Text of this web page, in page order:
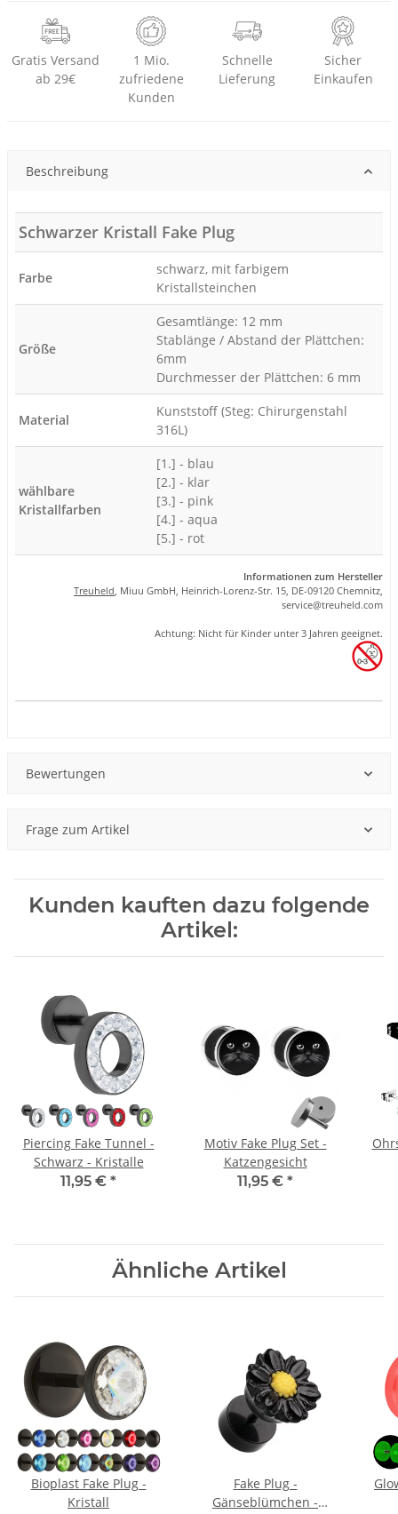
Gratis Versand
ab 29€
1 Mio.
zufriedene
Kunden
Schnelle
Lieferung
Sicher
Einkaufen
Beschreibung
Schwarzer Kristall Fake Plug
Farbe
schwarz, mit farbigem
Kristallsteinchen
Größe
Gesamtlänge: 12 mm
Stablänge / Abstand der Plättchen:
6mm
Durchmesser der Plättchen: 6 mm
Material
Kunststoff (Steg: Chirurgenstahl
316L)
wählbare
Kristallfarben
[1.] - blau
[2.] - klar
[3.] - pink
[4.] - aqua
[5.] - rot
Informationen zum Hersteller
Treuheld, Miuu GmbH, Heinrich-Lorenz-Str. 15, DE-09120 Chemnitz,
service@treuheld.com
Achtung: Nicht für Kinder unter 3 Jahren geeignet.
Bewertungen
Frage zum Artikel
Kunden kauften dazu folgende
Artikel:
Piercing Fake Tunnel -
Schwarz - Kristalle
11,95 € *
Motiv Fake Plug Set -
Katzengesicht
11,95 € *
Ähnliche Artikel
Bioplast Fake Plug -
Kristall
Fake Plug -
Gänseblümchen -